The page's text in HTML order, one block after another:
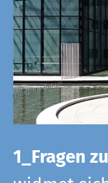
1_Fragen